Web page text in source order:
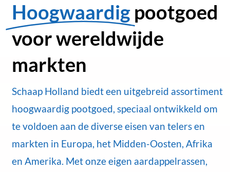
Hoogwaardig pootgoed
voor wereldwijde
markten
Schaap Holland biedt een uitgebreid assortiment
hoogwaardig pootgoed, speciaal ontwikkeld om
te voldoen aan de diverse eisen van telers en
markten in Europa, het Midden-Oosten, Afrika
en Amerika. Met onze eigen aardappelrassen,